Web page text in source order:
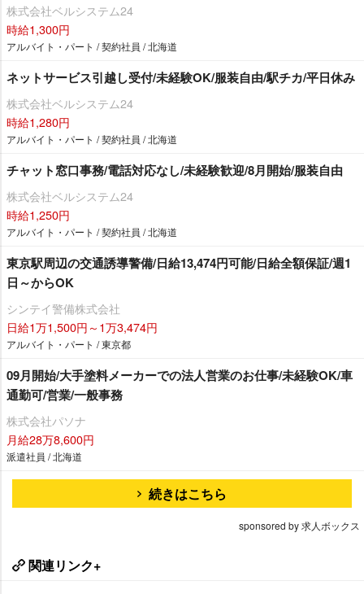
株式会社ベルシステム24
時給1,300円
アルバイト・パート / 契約社員 / 北海道
ネットサービス引越し受付/未経験OK/服装自由/駅チカ/平日休み
株式会社ベルシステム24
時給1,280円
アルバイト・パート / 契約社員 / 北海道
チャット窓口事務/電話対応なし/未経験歓迎/8月開始/服装自由
株式会社ベルシステム24
時給1,250円
アルバイト・パート / 契約社員 / 北海道
東京駅周辺の交通誘導警備/日給13,474円可能/日給全額保証/週1
日～からOK
シンテイ警備株式会社
日給1万1,500円～1万3,474円
アルバイト・パート / 東京都
09月開始/大手塗料メーカーでの法人営業のお仕事/未経験OK/車
通勤可/営業/一般事務
株式会社パソナ
月給28万8,600円
派遣社員 / 北海道
続きはこちら
sponsored by 求人ボックス
関連リンク+